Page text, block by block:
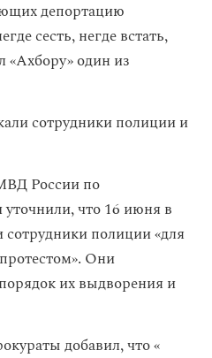
депортацию
сесть, негде встать,
«Ахбору» один из
сотрудники полиции и
России по
что 16 июня в
полиции «для
Они
их выдворения и
добавил, что «